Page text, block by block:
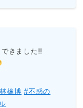
きました‼︎
檎博 #不惑の